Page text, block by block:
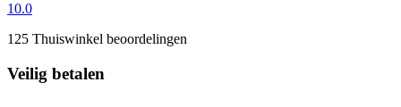
10.0
125 Thuiswinkel beoordelingen
Veilig betalen